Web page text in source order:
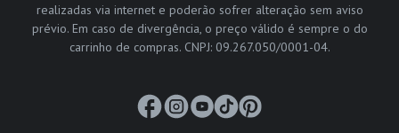
realizadas via internet e poderão sofrer alteração sem aviso
prévio. Em caso de divergência, o preço válido é sempre o do
carrinho de compras. CNPJ: 09.267.050/0001-04.